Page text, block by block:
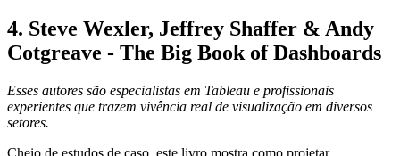
4. Steve Wexler, Jeffrey Shaffer & Andy
Cotgreave - The Big Book of Dashboards
Esses autores são especialistas em Tableau e profissionais
experientes que trazem vivência real de visualização em diversos
setores.